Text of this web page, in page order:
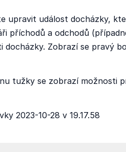
upravit událost docházky,
příchodů a odchodů
docházky. Zobrazí se pravý
tužky se zobrazí možnosti